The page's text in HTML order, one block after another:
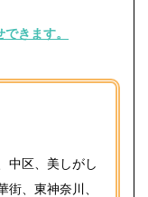
きます。⁡
中区、美しがし
街、東神奈川、